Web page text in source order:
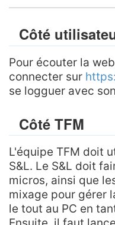
Côté
Pour écouter la
connecter sur
se logguer avec
Côté TFM
L'équipe TFM doit
S&L. Le S&L doit
micros, ainsi que
mixage pour gérer
le tout au PC en